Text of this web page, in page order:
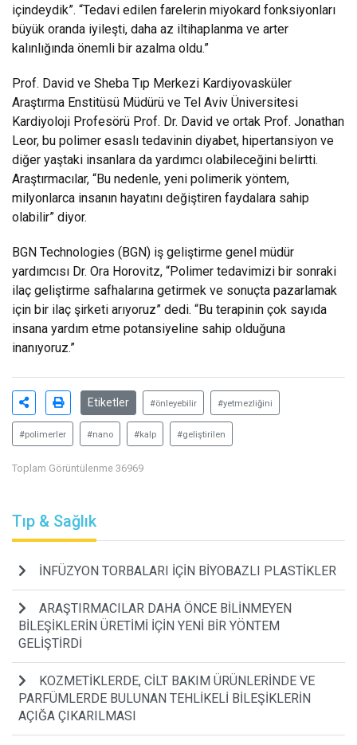
içindeydik”. “Tedavi edilen farelerin miyokard fonksiyonları
büyük oranda iyileşti, daha az iltihaplanma ve arter
kalınlığında önemli bir azalma oldu.”
Prof. David ve Sheba Tıp Merkezi Kardiyovasküler
Araştırma Enstitüsü Müdürü ve Tel Aviv Üniversitesi
Kardiyoloji Profesörü Prof. Dr. David ve ortak Prof. Jonathan
Leor, bu polimer esaslı tedavinin diyabet, hipertansiyon ve
diğer yaştaki insanlara da yardımcı olabileceğini belirtti.
Araştırmacılar, “Bu nedenle, yeni polimerik yöntem,
milyonlarca insanın hayatını değiştiren faydalara sahip
olabilir” diyor.
BGN Technologies (BGN) iş geliştirme genel müdür
yardımcısı Dr. Ora Horovitz, “Polimer tedavimizi bir sonraki
ilaç geliştirme safhalarına getirmek ve sonuçta pazarlamak
için bir ilaç şirketi arıyoruz” dedi. “Bu terapinin çok sayıda
insana yardım etme potansiyeline sahip olduğuna
inanıyoruz.”
Etiketler #önleyebilir #yetmezliğini
#polimerler #nano #kalp #geliştirilen
Toplam Görüntülenme 36969
Tıp & Sağlık
İNFÜZYON TORBALARI İÇİN BİYOBAZLI PLASTİKLER
ARAŞTIRMACILAR DAHA ÖNCE BİLİNMEYEN
BİLEŞİKLERİN ÜRETİMİ İÇİN YENİ BİR YÖNTEM
GELİŞTİRDİ
KOZMETİKLERDE, CİLT BAKIM ÜRÜNLERİNDE VE
PARFÜMLERDE BULUNAN TEHLİKELİ BİLEŞİKLERİN
AÇIĞA ÇIKARILMASI